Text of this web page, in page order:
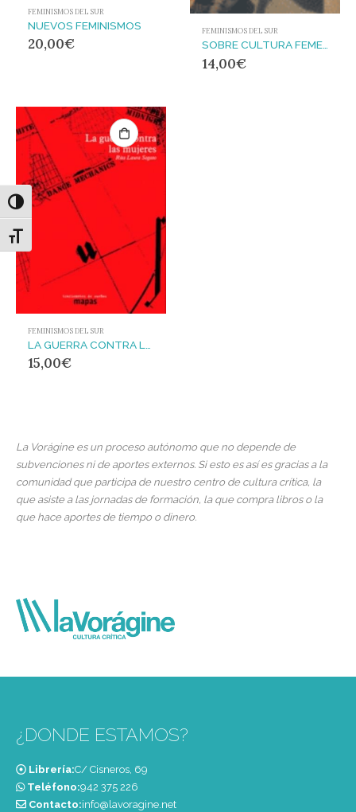
Alternar alto contraste
Alternar tamaño de letra
FEMINISMOS DEL SUR
NUEVOS FEMINISMOS
20,00€
FEMINISMOS DEL SUR
14,00€
FEMINISMOS DEL SUR
15,00€
La Vorágine es un proceso autónomo que no depende de
subvenciones ni de aportes externos. Si esto es así es gracias a la
comunidad que participa de nuestro centro de cultura crítica, la
que asiste a las jornadas de formación, la que compra libros o la
que hace aportes de tiempo o dinero.
¿DONDE ESTAMOS?
Librería:C/ Cisneros, 69
Teléfono:‭942 375 226‬
Contacto:info@lavoragine.net